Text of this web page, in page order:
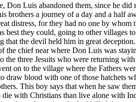
Luis abandoned them, since he did
a journey of a day and a half
distress, for they had no one by whom
they could, going to other villages
the devil held him in great
the chief near where Don Luis was
three Jesuits who were returning
on to the village where the Fathers
blood with one of those hatchets
This boy says that when he saw
with Christians than live alone with